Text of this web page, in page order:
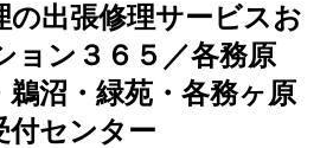
の出張修理サービスお
ョン３６５／各務原
鵜沼・緑苑・各務ヶ原
付センター